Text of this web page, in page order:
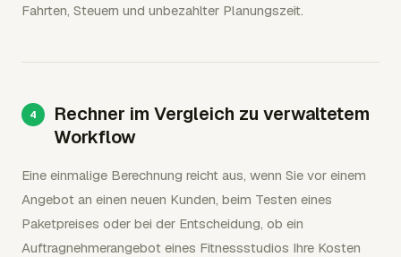
Fahrten, Steuern und unbezahlter Planungszeit.
Rechner im Vergleich zu verwaltetem
Workflow
Eine einmalige Berechnung reicht aus, wenn Sie vor einem
Angebot an einen neuen Kunden, beim Testen eines
Paketpreises oder bei der Entscheidung, ob ein
Auftragnehmerangebot eines Fitnessstudios Ihre Kosten